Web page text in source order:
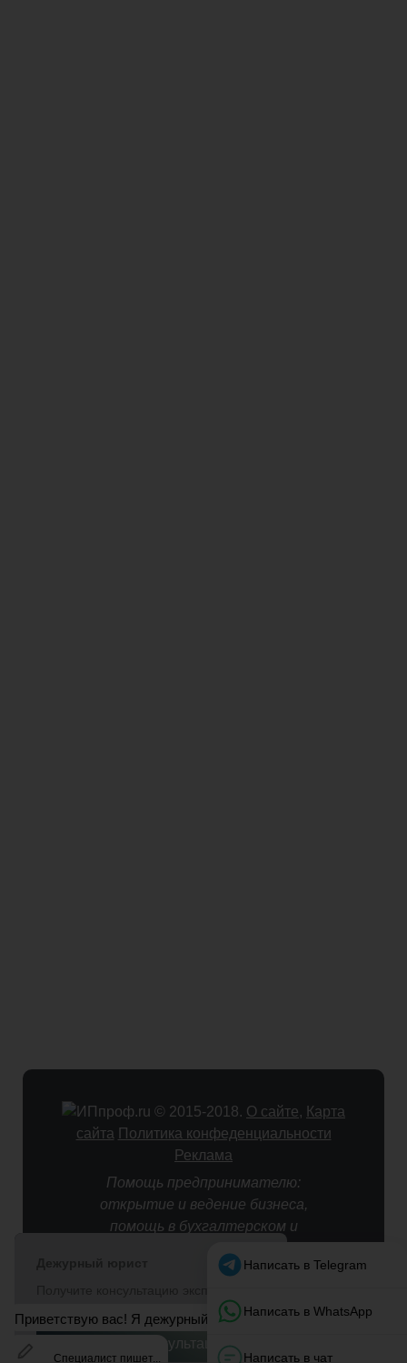
© 2015-2018. О сайте, Карта
сайта Политика конфеденциальности
Реклама
Помощь предпринимателю:
открытие и ведение бизнеса,
помощь в бухгалтерском и
Оставляя персональные данные
(email, имя, телефон) в формах
на страницах данного сайта, Вы
автоматически подтверждаете